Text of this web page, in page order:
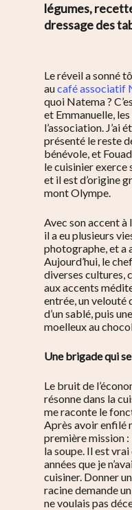
légumes,
dressage des
Le réveil a sonné
aucafé associatif
quoi Natema ?
et Emmanuelle,
l’association. J’ai
présenté le reste
bénévole, et
le cuisinier exerce
et il est d’origine
mont Olympe.
Avec son accent à
il a eu plusieurs
photographe, et a
Aujourd’hui, le
diverses cultures,
aux accents
entrée, un velouté
d’un sablé, puis
moelleux au
Une brigade qui
Le bruit de
résonne dans la
me raconte le
Après avoir enfilé
première mission :
la soupe. Il est
années que je
cuisiner. Donner
racine demande
ne voulais pas